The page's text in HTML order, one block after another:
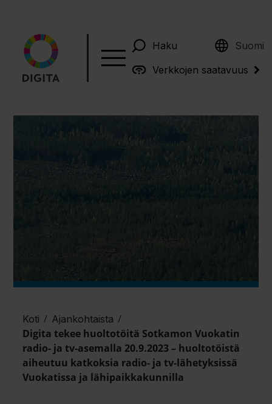
Haku Suomi
English
Verkkojen saatavuus
Koti / Ajankohtaista /
Digita tekee huoltotöitä Sotkamon Vuokatin
radio- ja tv-asemalla 20.9.2023 – huoltotöistä
aiheutuu katkoksia radio- ja tv-lähetyksissä
Vuokatissa ja lähipaikkakunnilla